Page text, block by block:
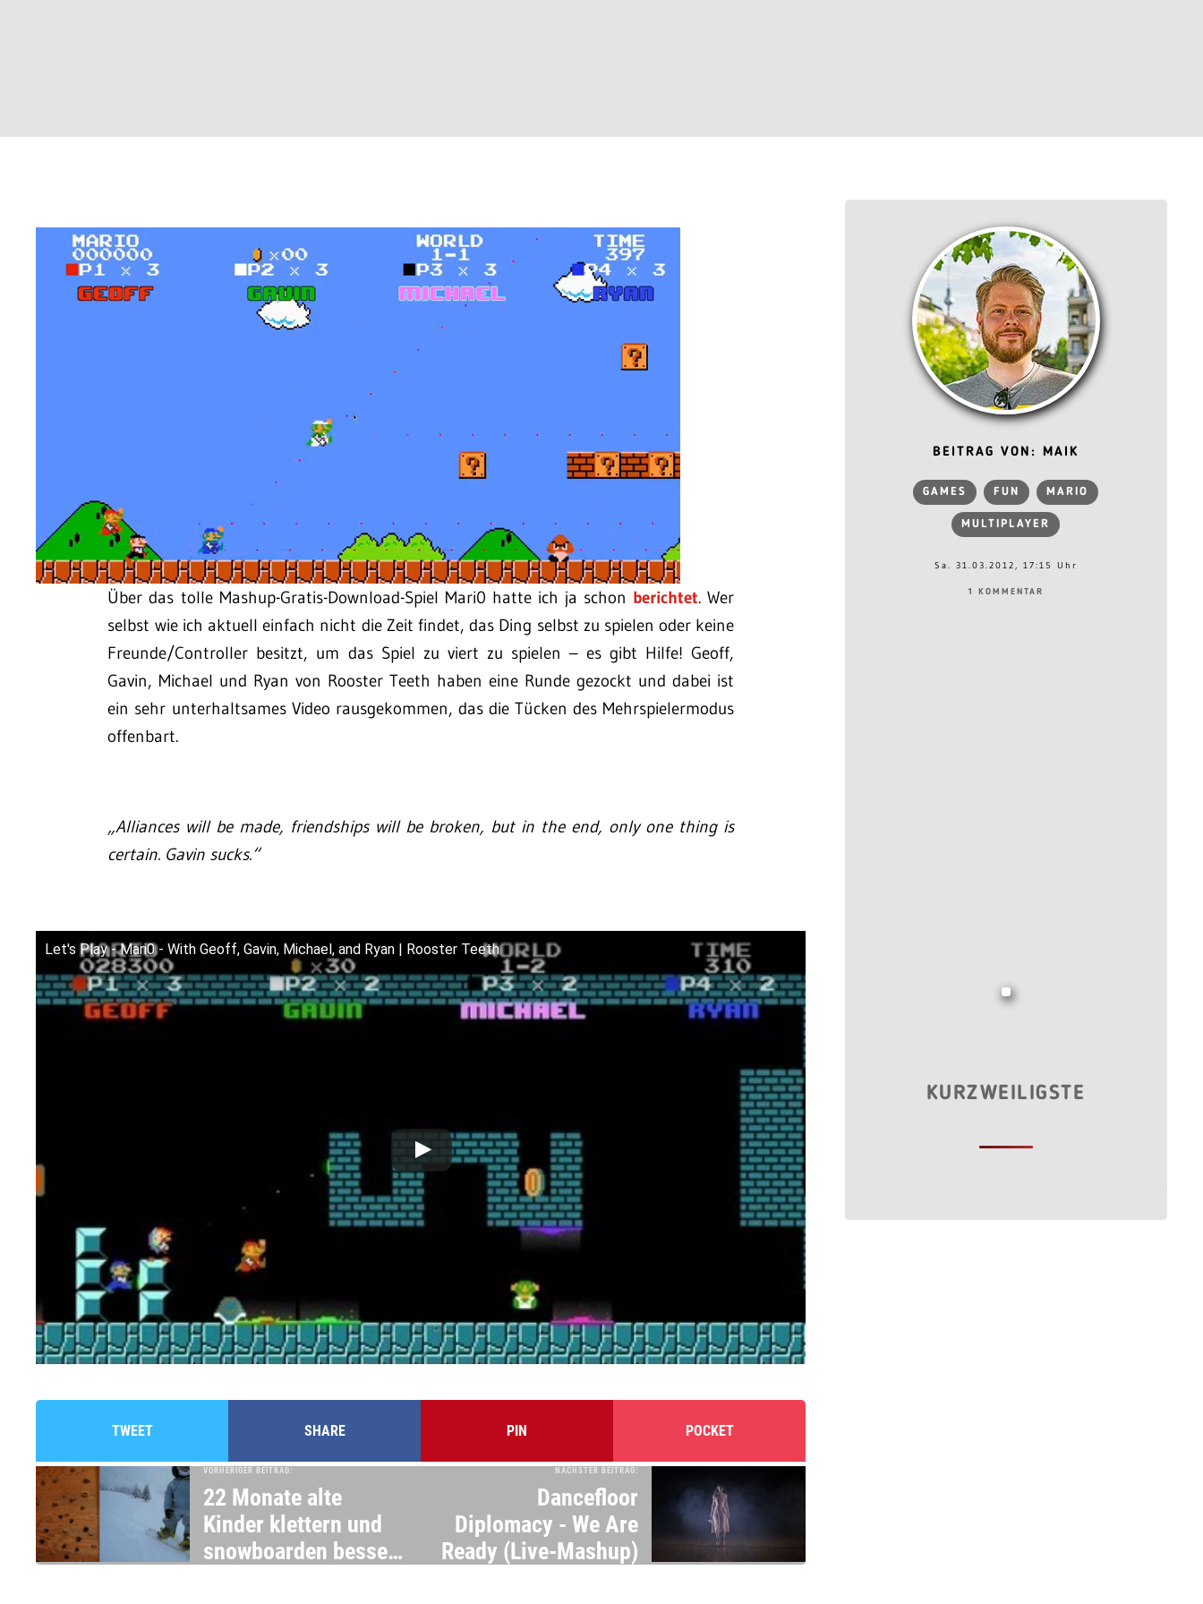
Über das tolle Mashup-Gratis-Download-Spiel Mari0 hatte ich ja schon berichtet. Wer
selbst wie ich aktuell einfach nicht die Zeit findet, das Ding selbst zu spielen oder keine
Freunde/Controller besitzt, um das Spiel zu viert zu spielen – es gibt Hilfe! Geoff,
Gavin, Michael und Ryan von Rooster Teeth haben eine Runde gezockt und dabei ist
ein sehr unterhaltsames Video rausgekommen, das die Tücken des Mehrspielermodus
offenbart.
„Alliances will be made, friendships will be broken, but in the end, only one thing is
certain. Gavin sucks.“
Let's Play - Mari0 - With Geoff, Gavin, Michael, and Ryan | Rooster Teeth
TWEET SHARE PIN POCKET
VORHERIGER BEITRAG:
22 Monate alte
Kinder klettern und
snowboarden besser
NÄCHSTER BEITRAG:
Dancefloor
Diplomacy - We Are
Ready (Live-Mashup)
BEITRAG VON: MAIK
GAMES FUN MARIO
MULTIPLAYER
Sa. 31.03.2012, 17:15 Uhr
1 KOMMENTAR
KURZWEILIGSTE